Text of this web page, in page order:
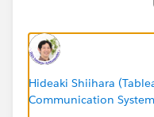
Hideaki Shiihara
Communication